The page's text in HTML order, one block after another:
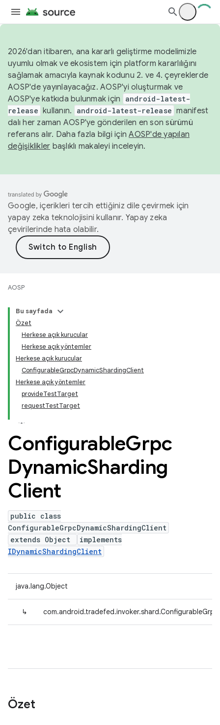
2026'dan itibaren, ana kararlı geliştirme modelimizle
uyumlu olmak ve ekosistem için platform kararlılığını
sağlamak amacıyla kaynak kodunu 2. ve 4. çeyreklerde
AOSP'de yayınlayacağız. AOSP'yi oluşturmak ve
AOSP'ye katkıda bulunmak için
android-latest-
release kullanın. android-latest-release manifest
dalı her zaman AOSP'ye gönderilen en son sürümü
referans alır. Daha fazla bilgi içinAOSP'de yapılan
değişiklikler başlıklı makaleyi inceleyin.
Google, içerikleri tercih ettiğiniz dile çevirmek için
yapay zeka teknolojisini kullanır. Yapay zeka
çevirilerinde hata olabilir.
AOSP
Bu sayfada
Özet
Herkese açık kurucular
Herkese açık yöntemler
Herkese açık kurucular
ConfigurableGrpcDynamicShardingClient
Herkese açık yöntemler
provideTestTarget
requestTestTarget
ConfigurableGrpc
DynamicSharding
Client
public class
ConfigurableGrpcDynamicShardingClient
extends Object
implements
IDynamicShardingClient
java.lang.Object
↳
Özet